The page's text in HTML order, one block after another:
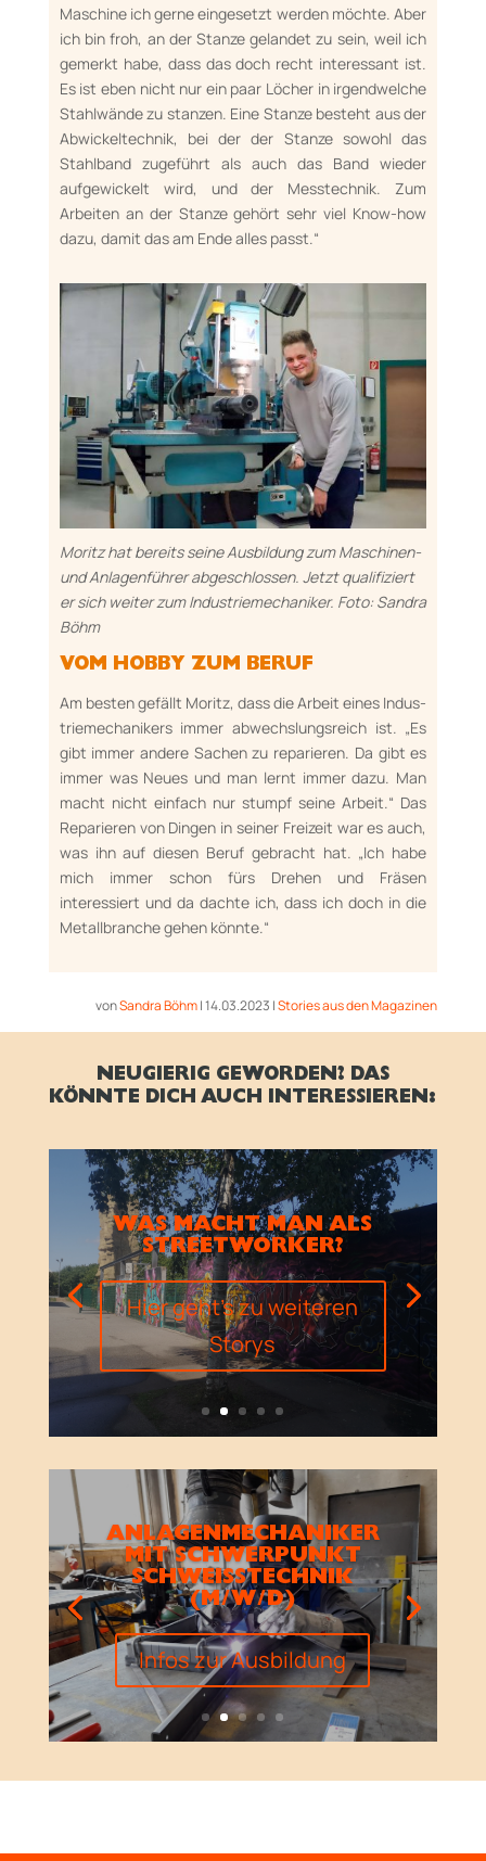
Maschine ich gerne ein­ge­setzt werden möch­te. Aber
ich bin froh, an der Stanze gelan­det zu sein, weil ich
gemerkt habe, dass das doch recht interessant ist.
Es ist eben nicht nur ein paar Löcher in irgendwelche
Stahlwände zu stan­zen. Eine Stanze besteht aus der
Ab­wickel­tech­nik, bei der der Stanze sowohl das
Stahl­band zugeführt als auch das Band wieder
aufge­wickelt wird, und der Messtechnik. Zum
Arbeiten an der Stanze gehört sehr viel Know-how
dazu, da­mit das am Ende alles passt.“
Moritz hat bereits seine Ausbildung zum Maschinen-
und Anlagenführer abgeschlossen. Jetzt qualifiziert
er sich weiter zum Industriemechaniker. Foto: Sandra
Böhm
VOM HOBBY ZUM BERUF
Am besten gefällt Moritz, dass die Arbeit eines In­dus­
triemechanikers immer ab­wechs­lungsreich ist. „Es
gibt im­mer andere Sachen zu reparieren. Da gibt es
immer was Neues und man lernt immer dazu. Man
macht nicht einfach nur stumpf sei­ne Arbeit.“ Das
Reparieren von Dingen in sei­ner Freizeit war es auch,
was ihn auf diesen Beruf ge­bracht hat. „Ich habe
mich immer schon fürs Dre­hen und Fräsen
interessiert und da dachte ich, dass ich doch in die
Me­tall­branche gehen könn­te.“
vonSandra Böhm|14.03.2023 |Stories aus den Magazinen
NEUGIERIG GEWORDEN? DAS
KÖNNTE DICH AUCH INTERESSIEREN:
WAS MACHT MAN ALS
STREETWORKER?
Hier geht's zu weiteren
Storys
ANLAGENMECHANIKER
MIT SCHWERPUNKT
SCHWEISSTECHNIK (
M/W/D)
Infos zur Ausbildung